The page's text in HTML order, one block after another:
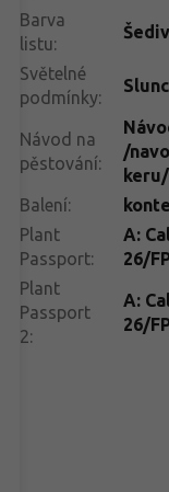
Barva
listu:
Světelné
podmínky:
Návod na
pěstování:
/
Balení:
Plant
Passport:
A:
26/
Plant
Passport
2:
A:
26/